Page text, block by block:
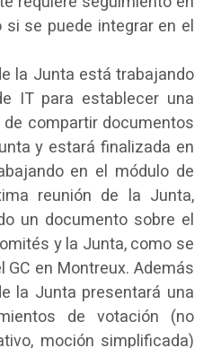
se puede integrar en el
la Junta está trabajando
IT para establecer una
compartir documentos
y estará finalizada en
en el módulo de
reunión de la Junta,
un documento sobre el
y la Junta, como se
en Montreux. Además
la Junta presentará una
de votación (no
moción simplificada)